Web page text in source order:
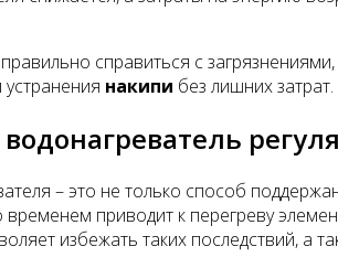
справиться с
накипи без лишних затрат.
– это не только способ
временем приводит к перегреву
избежать таких последствий,